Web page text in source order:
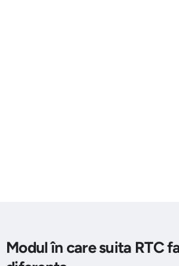
Modul în care suita RTC